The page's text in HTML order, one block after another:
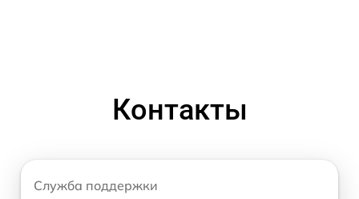
Контакты
Служба поддержки